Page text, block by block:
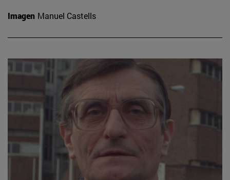
Imagen Manuel Castells